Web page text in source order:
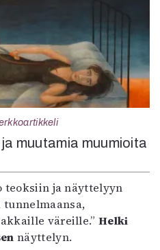
muutamia muumioita
teoksiin ja näyttelyyn
tunnelmaansa,
väreille.”Helki
näyttelyn.